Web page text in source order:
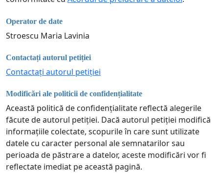
Operator de date
Stroescu Maria Lavinia
Contactați autorul petiției
Contactați autorul petiției
Modificări ale politicii de confidențialitate
Această politică de confidențialitate reflectă alegerile
făcute de autorul petiției. Dacă autorul petiției modifică
informațiile colectate, scopurile în care sunt utilizate
datele cu caracter personal ale semnatarilor sau
perioada de păstrare a datelor, aceste modificări vor fi
reflectate imediat pe această pagină.